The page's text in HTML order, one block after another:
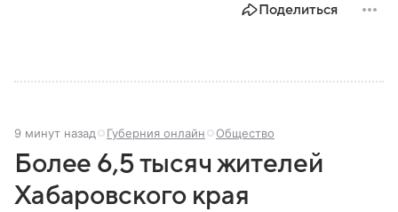
задачи выполняет и какую роль играет вПоделиться
9 минут назад Губерния онлайн Общество
Более 6,5 тысяч жителей
Хабаровского края